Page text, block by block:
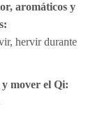
aromáticos y
hervir durante
mover el Qi: